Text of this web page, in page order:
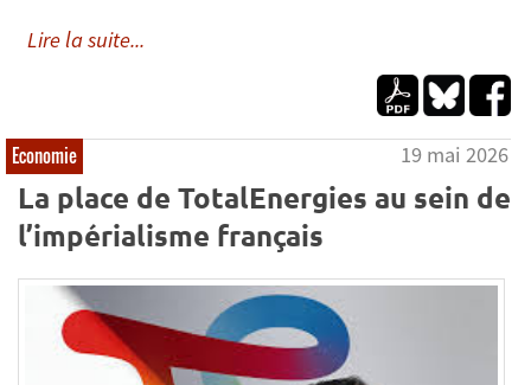
Lire la suite...
Economie 19 mai 2026
La place de TotalEnergies au sein de
l’impérialisme français